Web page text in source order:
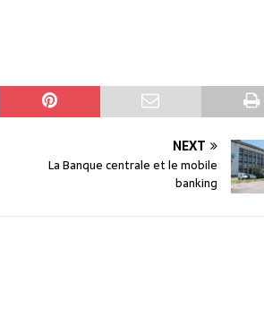
NEXT
La Banque centrale et le mobile
banking